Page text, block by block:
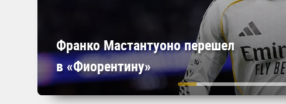
Франко Мастантуоно перешел
в «Фиорентину»